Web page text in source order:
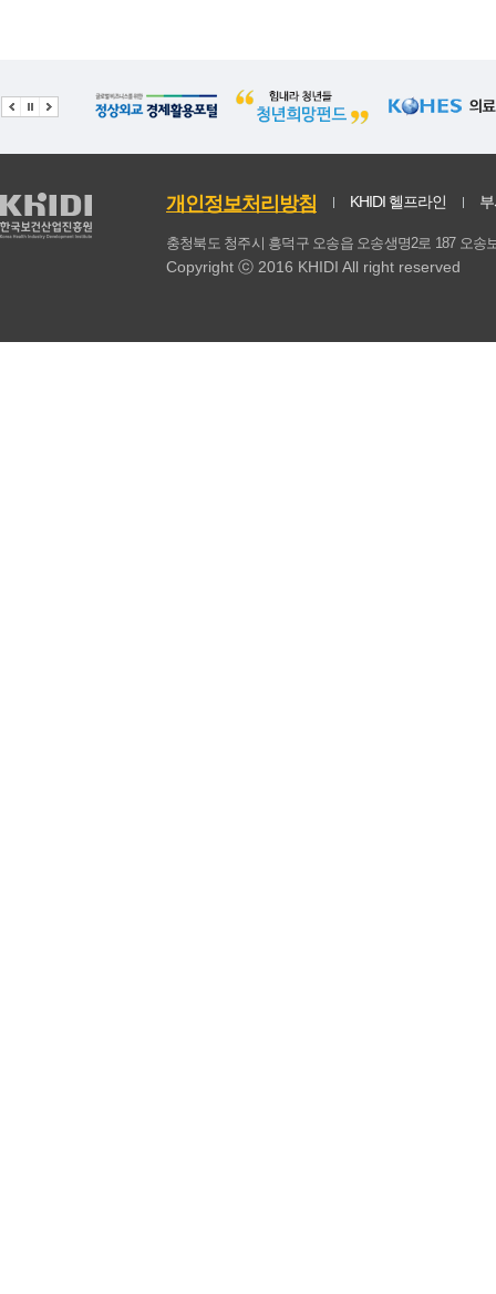
개인정보처리방침 KHIDI 헬프라인
충청북도 청주시 흥덕구 오송읍 오송생명2로 187 오
Copyright ⓒ 2016 KHIDI All right reserved